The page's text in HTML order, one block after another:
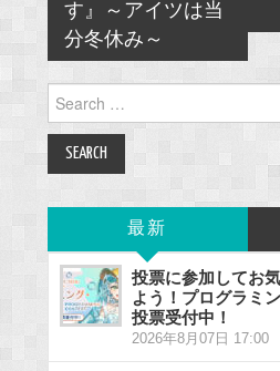
す』～アイツは当
分冬休み～
for:
最新
投票に参加してお
よう！プログラミ
投票受付中！
2026年8月07日 17:00